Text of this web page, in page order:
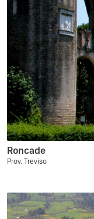
Roncade
Prov. Treviso